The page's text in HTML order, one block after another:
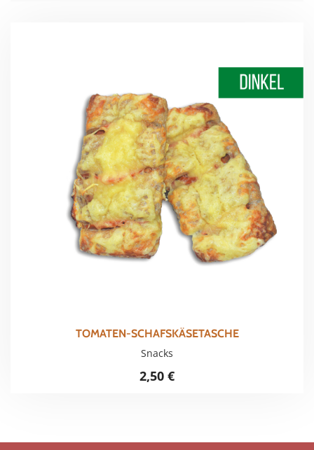
TOMATEN-SCHAFSKÄSETASCHE
Snacks
2,50 €